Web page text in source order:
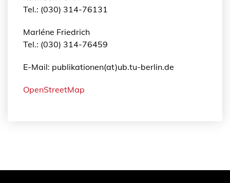
Tel.: (030) 314-76131
Marléne Friedrich
Tel.: (030) 314-76459
E-Mail: publikationen(at)ub.tu-berlin.de
OpenStreetMap